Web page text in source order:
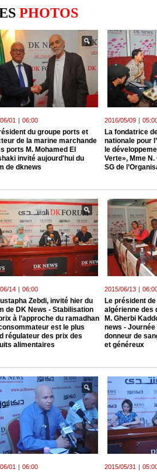
PHOTOS
01 | 06:00
du groupe ports et
de la marine marchande
ports M. Mohamed El
invité aujourd'hui du
de dknews
2016/05/09 |
La fondatrice
nationale pour
le
Verte», Mme
SG de
14 | 06:00
Zebdi, invité hier du
de DK News - Stabilisation
à l’approche du ramadhan
est le plus
régulateur des prix des
alimentaires
2015/06/13 |
Le président
algérienne des
M. Gherbi
news -
donneur de
et généreux
01 | 06:00 2015/05/31 |